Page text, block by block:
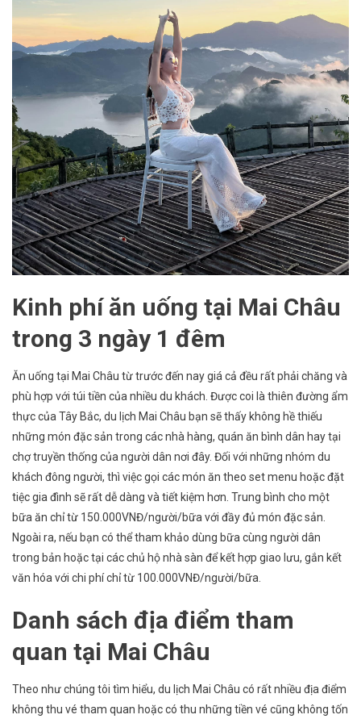
Kinh phí ăn uống tại Mai Châu
trong 3 ngày 1 đêm
Ăn uống tại Mai Châu từ trước đến nay giá cả đều rất phải chăng và
phù hợp với túi tiền của nhiều du khách. Được coi là thiên đường ẩm
thực của Tây Bắc, du lịch Mai Châu bạn sẽ thấy không hề thiếu
những món đặc sản trong các nhà hàng, quán ăn bình dân hay tại
chợ truyền thống của người dân nơi đây. Đối với những nhóm du
khách đông người, thì việc gọi các món ăn theo set menu hoặc đặt
tiệc gia đình sẽ rất dễ dàng và tiết kiệm hơn. Trung bình cho một
bữa ăn chỉ từ 150.000VNĐ/người/bữa với đầy đủ món đặc sản.
Ngoài ra, nếu bạn có thể tham khảo dùng bữa cùng người dân
trong bản hoặc tại các chủ hộ nhà sàn để kết hợp giao lưu, gắn kết
văn hóa với chi phí chỉ từ 100.000VNĐ/người/bữa.
Danh sách địa điểm tham
quan tại Mai Châu
Theo như chúng tôi tìm hiểu, du lịch Mai Châu có rất nhiều địa điểm
không thu vé tham quan hoặc có thu những tiền vé cũng không tốn